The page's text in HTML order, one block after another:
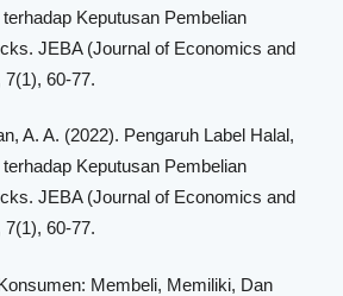
Keputusan Pembelian
JEBA (Journal of Economics and
60-77.
A. A. (2022). Pengaruh Label Halal,
Keputusan Pembelian
JEBA (Journal of Economics and
60-77.
Membeli, Memiliki, Dan